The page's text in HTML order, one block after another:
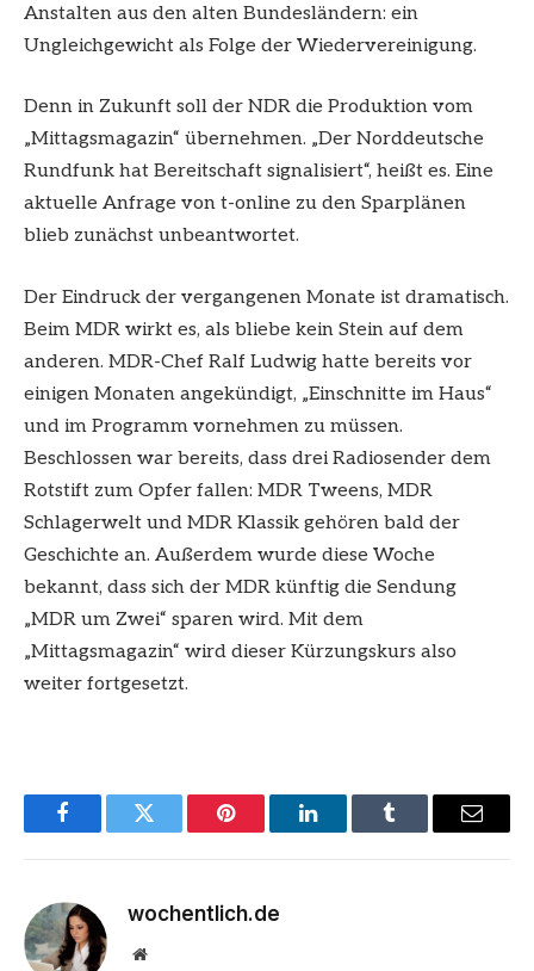
Anstalten aus den alten Bundesländern: ein
Ungleichgewicht als Folge der Wiedervereinigung.
Denn in Zukunft soll der NDR die Produktion vom
„Mittagsmagazin“ übernehmen. „Der Norddeutsche
Rundfunk hat Bereitschaft signalisiert“, heißt es. Eine
aktuelle Anfrage von t-online zu den Sparplänen
blieb zunächst unbeantwortet.
Der Eindruck der vergangenen Monate ist dramatisch.
Beim MDR wirkt es, als bliebe kein Stein auf dem
anderen. MDR-Chef Ralf Ludwig hatte bereits vor
einigen Monaten angekündigt, „Einschnitte im Haus“
und im Programm vornehmen zu müssen.
Beschlossen war bereits, dass drei Radiosender dem
Rotstift zum Opfer fallen: MDR Tweens, MDR
Schlagerwelt und MDR Klassik gehören bald der
Geschichte an. Außerdem wurde diese Woche
bekannt, dass sich der MDR künftig die Sendung
„MDR um Zwei“ sparen wird. Mit dem
„Mittagsmagazin“ wird dieser Kürzungskurs also
weiter fortgesetzt.
FacebookTwitter Pinterest LinkedInTumblr Email
wochentlich.de
Website